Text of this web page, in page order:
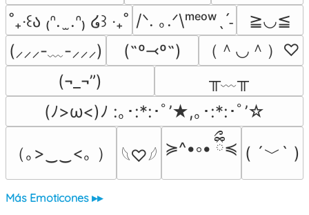
˚₊‧꒰ა ₍ᐢ.  ̫.ᐢ₎ ໒꒱ ‧₊˚ /ᐠ. ｡.ᐟ\ᵐᵉᵒʷˎˊ˗
≧◡≦
(⸝⸝⸝-﹏-⸝⸝⸝)
(˶º⤙º˶)
（＾◡＾）♡
(¬_¬”)
╥﹏╥
(ﾉ>ω<)ﾉ :｡･:*:･ﾟ’★,｡･:*:･ﾟ’☆
（｡>‿‿<｡ ） 𓆩♡𓆪 ≽^•༚• ྀིྀ≼ ( ´﹀` )
Más Emoticones ▸▸